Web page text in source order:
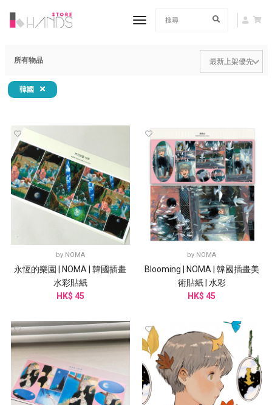
toggle navigation
所有物品
韓國
by NOMA
永恆的樂園 | NOMA | 韓國插畫
水彩貼紙
HK$ 45
by NOMA
Blooming | NOMA | 韓國插畫美
術貼紙 | 水彩
HK$ 45